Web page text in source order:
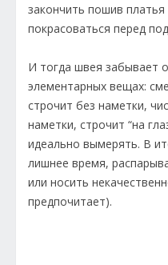
закончить пошив
покрасоваться перед
И тогда швея забывает
элементарных вещах:
строчит без наметки,
наметки, строчит “на
идеально вымерять. В
лишнее время,
или носить
предпочитает).